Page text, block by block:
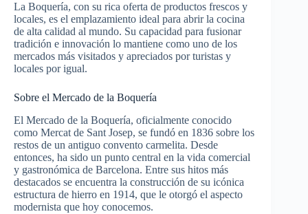
La Boquería, con su rica oferta de productos frescos y
locales, es el emplazamiento ideal para abrir la cocina
de alta calidad al mundo. Su capacidad para fusionar
tradición e innovación lo mantiene como uno de los
mercados más visitados y apreciados por turistas y
locales por igual.
Sobre el Mercado de la Boquería
El Mercado de la Boquería, oficialmente conocido
como Mercat de Sant Josep, se fundó en 1836 sobre los
restos de un antiguo convento carmelita. Desde
entonces, ha sido un punto central en la vida comercial
y gastronómica de Barcelona. Entre sus hitos más
destacados se encuentra la construcción de su icónica
estructura de hierro en 1914, que le otorgó el aspecto
modernista que hoy conocemos.